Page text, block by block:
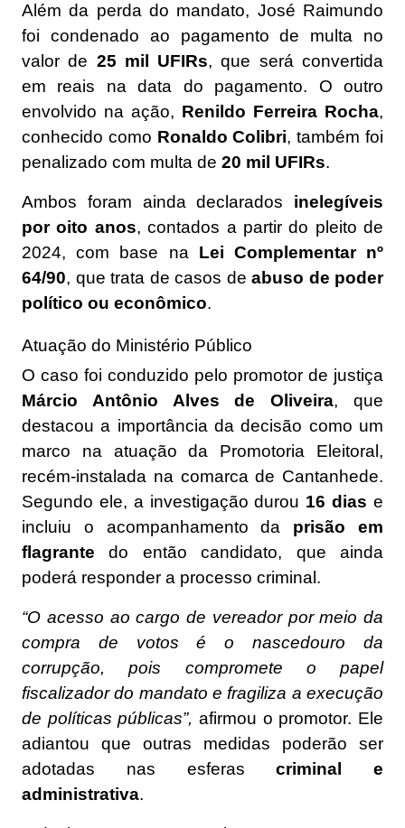
Além da perda do mandato, José Raimundo
foi condenado ao pagamento de multa no
valor de 25 mil UFIRs, que será convertida
em reais na data do pagamento. O outro
envolvido na ação, Renildo Ferreira Rocha,
conhecido como Ronaldo Colibri, também foi
penalizado com multa de 20 mil UFIRs.
Ambos foram ainda declarados inelegíveis
por oito anos, contados a partir do pleito de
2024, com base na Lei Complementar nº
64/90, que trata de casos de abuso de poder
político ou econômico.
Atuação do Ministério Público
O caso foi conduzido pelo promotor de justiça
Márcio Antônio Alves de Oliveira, que
destacou a importância da decisão como um
marco na atuação da Promotoria Eleitoral,
recém-instalada na comarca de Cantanhede.
Segundo ele, a investigação durou 16 dias e
incluiu o acompanhamento da prisão em
flagrante do então candidato, que ainda
poderá responder a processo criminal.
“O acesso ao cargo de vereador por meio da
compra de votos é o nascedouro da
corrupção, pois compromete o papel
fiscalizador do mandato e fragiliza a execução
de políticas públicas”, afirmou o promotor. Ele
adiantou que outras medidas poderão ser
adotadas nas esferascriminal e
administrativa.